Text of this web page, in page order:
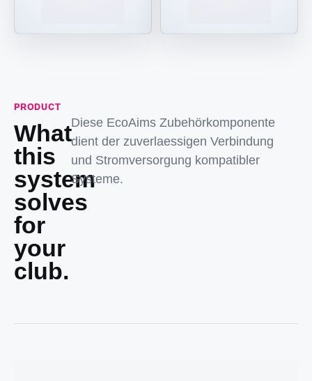
PRODUCT
What
this
system
solves
for
your
club.
Diese EcoAims Zubehörkomponente
dient der zuverlaessigen Verbindung
und Stromversorgung kompatibler
Systeme.